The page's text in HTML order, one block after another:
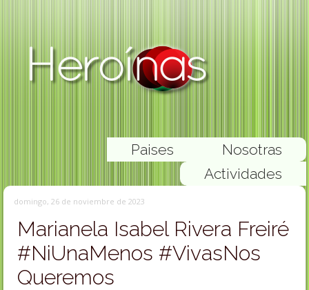
Nosotras
Paises
Actividades
domingo, 26 de noviembre de 2023
Marianela Isabel Rivera Freiré
#NiUnaMenos #VivasNos
Queremos